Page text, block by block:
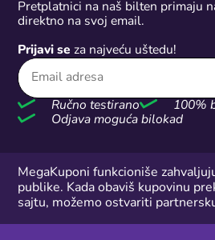
Pretplatnici na naš bilten primaju
direktno na svoj email.
Prijavi se za najveću uštedu!
Ručno testirano
100%
Odjava moguća bilokad
MegaKuponi funkcioniše
publike. Kada obaviš kupovinu
sajtu, možemo ostvariti